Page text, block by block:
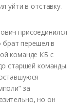
уйти в отставку.
присоединился
брат перешел в
команде КБ с
старшей команды.
за
но он